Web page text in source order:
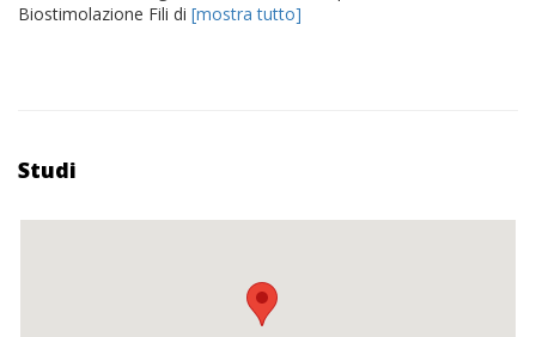
Biostimolazione Fili di [mostra tutto]
Studi